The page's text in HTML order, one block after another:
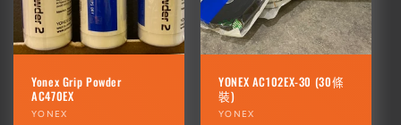
Yonex Grip Powder
AC470EX
廠
YONEX
YONEX AC102EX-30 (30條
裝)
廠
YONEX